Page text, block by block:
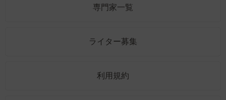
専門家一覧
ライター募集
利用規約